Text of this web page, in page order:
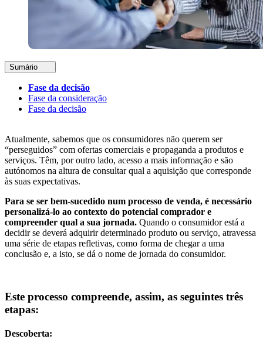
Sumário
Fase da decisão
Fase da consideração
Fase da decisão
Atualmente, sabemos que os consumidores não querem ser
“perseguidos” com ofertas comerciais e propaganda a produtos e
serviços. Têm, por outro lado, acesso a mais informação e são
autónomos na altura de consultar qual a aquisição que corresponde
às suas expectativas.
Para se ser bem-sucedido num processo de venda, é necessário
personalizá-lo ao contexto do potencial comprador e
compreender qual a sua jornada. Quando o consumidor está a
decidir se deverá adquirir determinado produto ou serviço, atravessa
uma série de etapas refletivas, como forma de chegar a uma
conclusão e, a isto, se dá o nome de jornada do consumidor.
Este processo compreende, assim, as seguintes três
etapas:
Descoberta: